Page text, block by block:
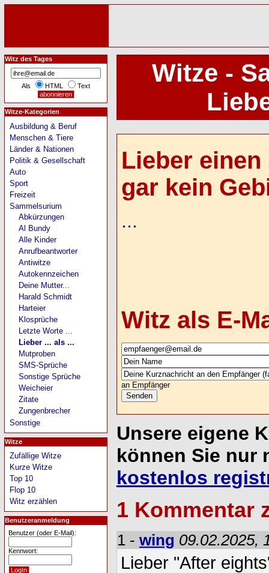
Witze -
Lieber
gar kein
...
Witz als E-
an Empfänger
Unsere eigene
können Sie nur
kostenlos
1 Kommentar
1 - wing 09.02.2025,
Lieber "After
Witz des Tages
Als HTML Text
Witze-Kategorien
Ausbildung & Beruf
Menschen & Tiere
Länder & Nationen
Politik & Gesellschaft
Auto
Sport
Freizeit
Sammelsurium
Abkürzungen
Al Bundy
Alle Kinder
Anrufbeantworter
Antiwitze
Autokennzeichen
Deine Mutter...
Harald Schmidt
Harteier
Klosprüche
Letzte Worte ...
Lieber ... als ...
Mutproben
SMS-Sprüche
Sonstige Sprüche
Weicheier
Zitate
Zungenbrecher
Sonstige
Witze
Zufällige Witze
Kurze Witze
Top 10
Flop 10
Witz erzählen
Benutzeranmeldung
Benutzer (oder E-Mail):
Kennwort: